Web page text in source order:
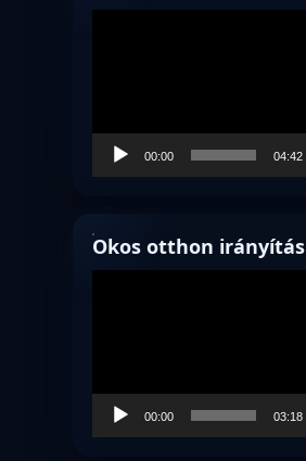
00:00 04:42
Okos otthon irányítás
00:00 03:18